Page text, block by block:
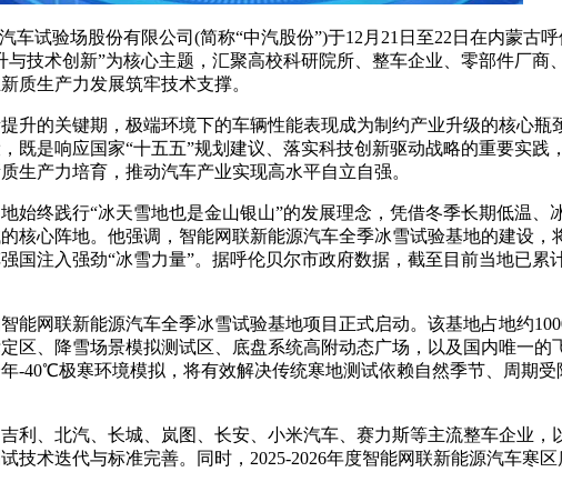
试验场股份有限公司(简称“中汽股份”)于12月21日至22日在内蒙古
技术创新”为核心主题，汇聚高校科研院所、整车企业、零部件厂商
质生产力发展筑牢技术支撑。
的关键期，极端环境下的车辆性能表现成为制约产业升级的核心瓶
既是响应国家“十五五”规划建议、落实科技创新驱动战略的重要实
生产力培育，推动汽车产业实现高水平自立自强。
终践行“冰天雪地也是金山银山”的发展理念，凭借冬季长期低温、
核心阵地。他强调，智能网联新能源汽车全季冰雪试验基地的建设
注入强劲“冰雪力量”。据呼伦贝尔市政府数据，截至目前当地已累
网联新能源汽车全季冰雪试验基地项目正式启动。该基地占地约
区、降雪场景模拟测试区、底盘系统高附动态广场，以及国内唯一的
-40℃极寒环境模拟，将有效解决传统寒地测试依赖自然季节、周期
、北汽、长城、岚图、长安、小米汽车、赛力斯等主流整车企业，
技术迭代与标准完善。同时，2025-2026年度智能网联新能源汽车寒